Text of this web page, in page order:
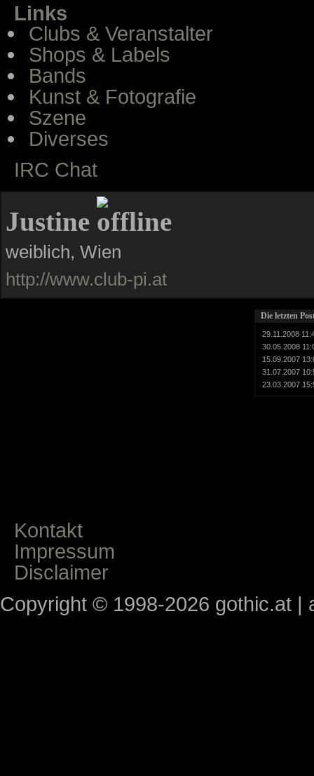
Links
Clubs & Veranstalter
Shops & Labels
Bands
Kunst & Fotografie
Szene
Diverses
IRC Chat
Justine
weiblich, Wien
http://www.club-pi.at
Die letzten
29.11.2008
30.05.2008
15.09.2007
31.07.2007
23.03.2007
Kontakt
Impressum
Disclaimer
Copyright © 1998-2026 gothic.at |